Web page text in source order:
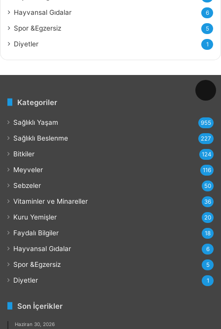
Hayvansal Gıdalar 6
Spor &Egzersiz 5
Diyetler 1
Kategoriler
Sağlıklı Yaşam 955
Sağlıklı Beslenme 227
Bitkiler 124
Meyveler 116
Sebzeler 50
Vitaminler ve Minareller 36
Kuru Yemişler 20
Faydalı Bilgiler 18
Hayvansal Gıdalar 6
Spor &Egzersiz 5
Diyetler 1
Son İçerikler
Haziran 30, 2026